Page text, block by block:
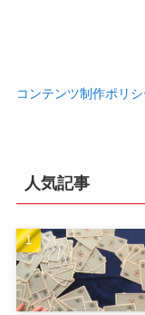
コンテンツ制作ポリシ
人気記事